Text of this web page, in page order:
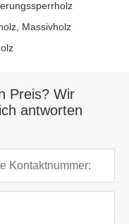
Massivholz
Preis? Wir
antworten